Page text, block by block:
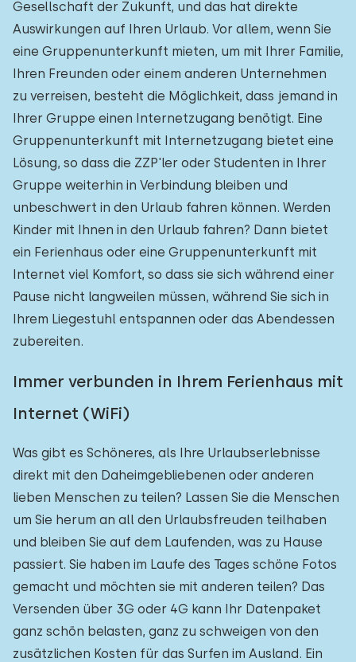
Gesellschaft der Zukunft, und das hat direkte
Auswirkungen auf Ihren Urlaub. Vor allem, wenn Sie
eine Gruppenunterkunft mieten, um mit Ihrer Familie,
Ihren Freunden oder einem anderen Unternehmen
zu verreisen, besteht die Möglichkeit, dass jemand in
Ihrer Gruppe einen Internetzugang benötigt. Eine
Gruppenunterkunft mit Internetzugang bietet eine
Lösung, so dass die ZZP'ler oder Studenten in Ihrer
Gruppe weiterhin in Verbindung bleiben und
unbeschwert in den Urlaub fahren können. Werden
Kinder mit Ihnen in den Urlaub fahren? Dann bietet
ein Ferienhaus oder eine Gruppenunterkunft mit
Internet viel Komfort, so dass sie sich während einer
Pause nicht langweilen müssen, während Sie sich in
Ihrem Liegestuhl entspannen oder das Abendessen
zubereiten.
Immer verbunden in Ihrem Ferienhaus mit
Internet (WiFi)
Was gibt es Schöneres, als Ihre Urlaubserlebnisse
direkt mit den Daheimgebliebenen oder anderen
lieben Menschen zu teilen? Lassen Sie die Menschen
um Sie herum an all den Urlaubsfreuden teilhaben
und bleiben Sie auf dem Laufenden, was zu Hause
passiert. Sie haben im Laufe des Tages schöne Fotos
gemacht und möchten sie mit anderen teilen? Das
Versenden über 3G oder 4G kann Ihr Datenpaket
ganz schön belasten, ganz zu schweigen von den
zusätzlichen Kosten für das Surfen im Ausland. Ein